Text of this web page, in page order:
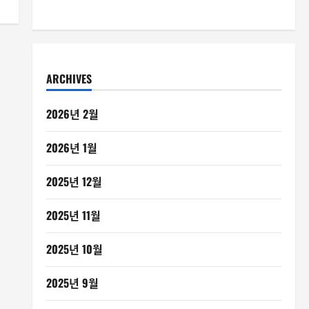
ARCHIVES
2026년 2월
2026년 1월
2025년 12월
2025년 11월
2025년 10월
2025년 9월